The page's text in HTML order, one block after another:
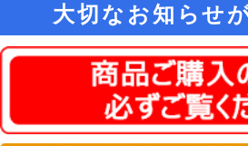
大切なお知らせ